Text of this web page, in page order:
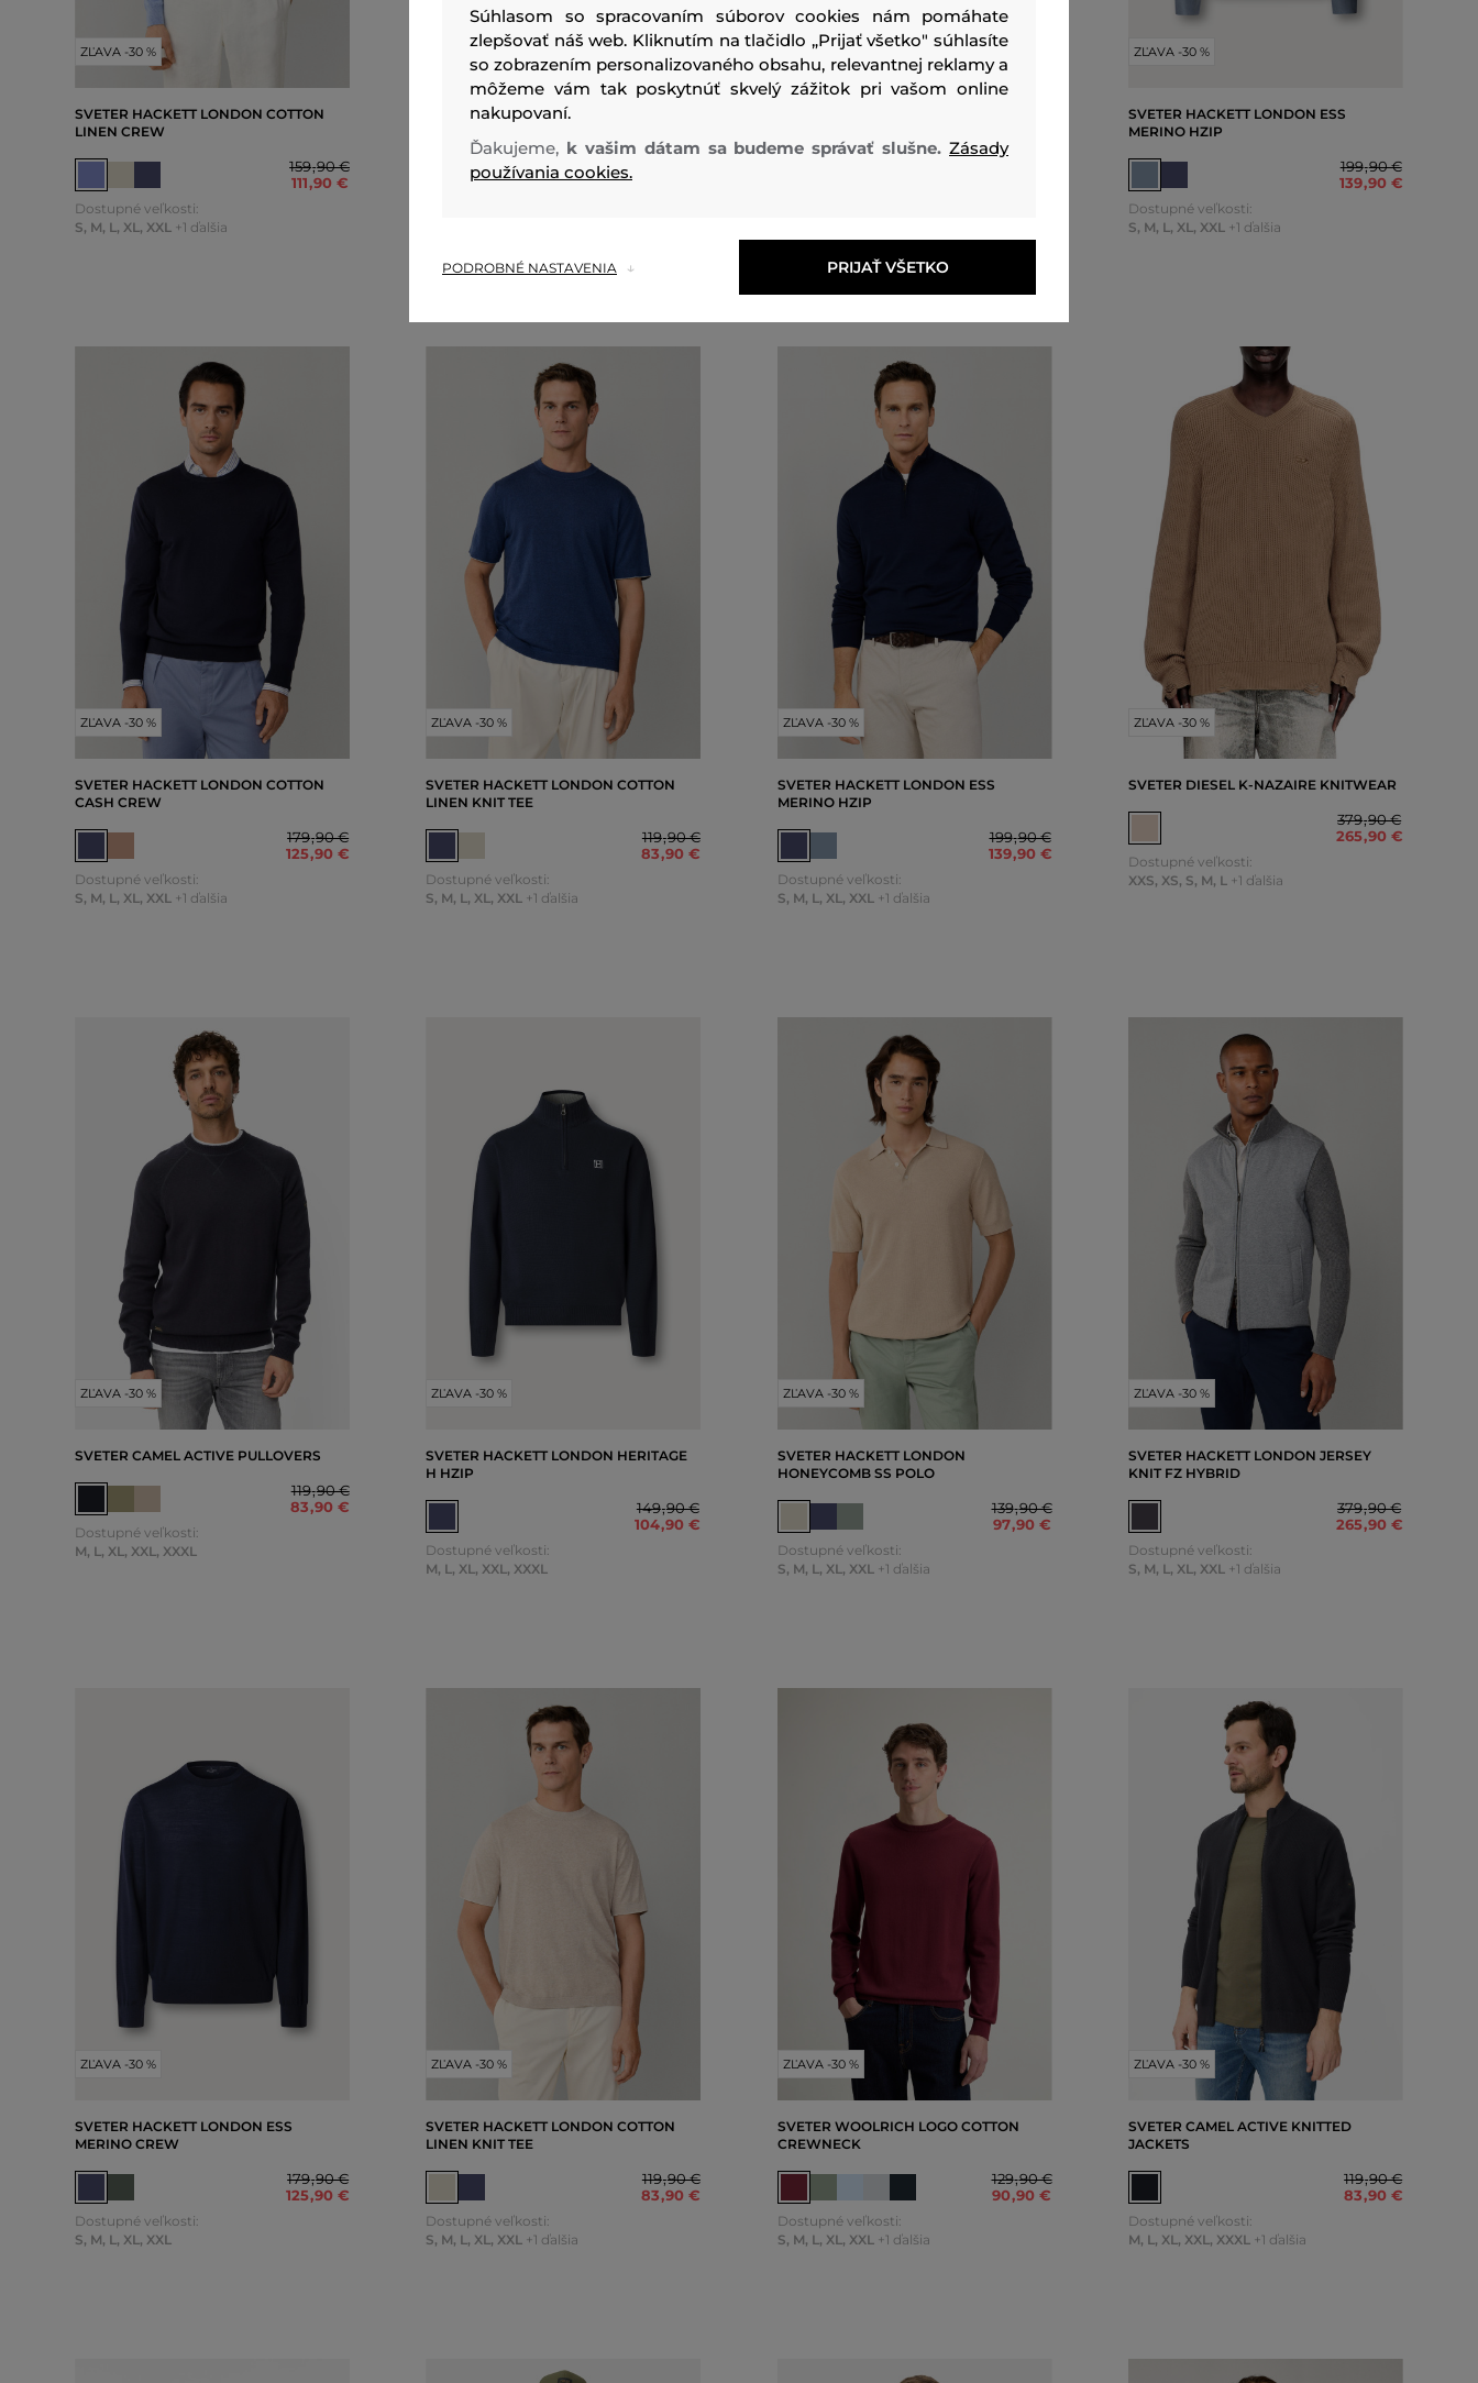
ZĽAVA -30 %
SVETER HACKETT LONDON COTTON
LINEN CREW
159,90 €
111,90 €
Dostupné veľkosti:
S, M, L, XL, XXL +1 ďalšia
ZĽAVA -30 %
SVETER HACKETT LONDON COTTON
ZĽAVA -30 % ZĽAVA -30 %
SVETER HACKETT LONDON ESS
MERINO HZIP
199,90 €
139,90 €
Dostupné veľkosti:
S, M, L, XL, XXL +1 ďalšia
ZĽAVA -30 %
SVETER HACKETT LONDON COTTON
CASH CREW
179,90 €
125,90 €
Dostupné veľkosti:
S, M, L, XL, XXL +1 ďalšia
ZĽAVA -30 %
SVETER HACKETT LONDON COTTON
LINEN KNIT TEE
119,90 €
83,90 €
Dostupné veľkosti:
S, M, L, XL, XXL +1 ďalšia
ZĽAVA -30 %
SVETER HACKETT LONDON ESS
MERINO HZIP
199,90 €
139,90 €
Dostupné veľkosti:
S, M, L, XL, XXL +1 ďalšia
ZĽAVA -30 %
SVETER DIESEL K-NAZAIRE KNITWEAR
379,90 €
265,90 €
Dostupné veľkosti:
XXS, XS, S, M, L +1 ďalšia
ZĽAVA -30 %
SVETER CAMEL ACTIVE PULLOVERS
119,90 €
83,90 €
Dostupné veľkosti:
M, L, XL, XXL, XXXL
ZĽAVA -30 %
SVETER HACKETT LONDON HERITAGE
H HZIP
149,90 €
104,90 €
Dostupné veľkosti:
M, L, XL, XXL, XXXL
ZĽAVA -30 %
SVETER HACKETT LONDON
HONEYCOMB SS POLO
139,90 €
97,90 €
Dostupné veľkosti:
S, M, L, XL, XXL +1 ďalšia
ZĽAVA -30 %
SVETER HACKETT LONDON JERSEY
KNIT FZ HYBRID
379,90 €
265,90 €
Dostupné veľkosti:
S, M, L, XL, XXL +1 ďalšia
ZĽAVA -30 %
SVETER HACKETT LONDON ESS
MERINO CREW
179,90 €
125,90 €
Dostupné veľkosti:
S, M, L, XL, XXL
ZĽAVA -30 %
SVETER HACKETT LONDON COTTON
LINEN KNIT TEE
119,90 €
83,90 €
Dostupné veľkosti:
S, M, L, XL, XXL +1 ďalšia
ZĽAVA -30 %
SVETER WOOLRICH LOGO COTTON
CREWNECK
129,90 €
90,90 €
Dostupné veľkosti:
S, M, L, XL, XXL +1 ďalšia
ZĽAVA -30 %
SVETER CAMEL ACTIVE KNITTED
JACKETS
119,90 €
83,90 €
Dostupné veľkosti:
M, L, XL, XXL, XXXL +1 ďalšia
Súhlasom so spracovaním súborov cookies nám pomáhate
zlepšovať náš web. Kliknutím na tlačidlo „Prijať všetko" súhlasíte
so zobrazením personalizovaného obsahu, relevantnej reklamy a
môžeme vám tak poskytnúť skvelý zážitok pri vašom online
nakupovaní.
Ďakujeme, k vašim dátam sa budeme správať slušne. Zásady
používania cookies.
PODROBNÉ NASTAVENIA PRIJAŤ VŠETKO